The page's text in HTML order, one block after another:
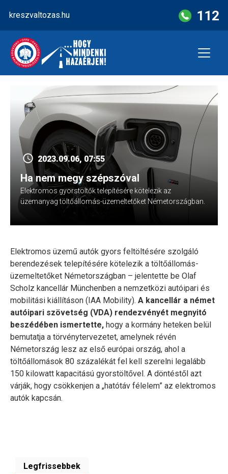
content
kreszvaltozas.hu 112
2023.09.06, 07:55
Ha nem megy szépszóval
Elektromos gyorstöltők telepítésére kötelezik az
üzemanyag töltőállomás-üzemeltetőket Németországban.
Elektromos üzemű autók gyors feltöltésére szolgáló
berendezések telepítésére kötelezik a töltőállomás-
üzemeltetőket Németországban – jelentette be Olaf
Scholz kancellár Münchenben a nemzetközi autóipari és
mobilitási kiállításon (IAA Mobility). A kancellár a német
autóipari szövetség (VDA) rendezvényét megnyitó
beszédében ismertette, hogy a kormány heteken belül
bemutatja a törvénytervezetet, amelynek révén
Németország lesz az első európai ország, ahol a
töltőállomások 80 százalékát fel kell szerelni legalább
150 kilowatt kapacitású gyorstöltővel. A döntéstől azt
várják, hogy csökkenjen a „hatótáv félelem” az elektromos
autók kapcsán.
Legfrissebbek